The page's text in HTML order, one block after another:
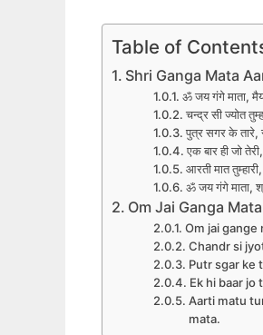
Table of
Shri Ganga Mata
ॐ जय गंगे माता,
चन्द्र सी ज्योत
पुत्र सगर के तारे,
एक बार ही जो
आरती मात
ॐ जय गंगे माता,
Om Jai Ganga
Om jai gange
Chandr si
Putr sgar ke
Ek hi baar jo
Aarti matu
mata.